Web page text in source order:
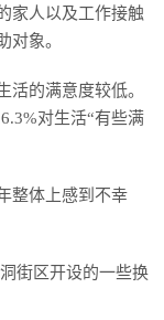
家人以及工作接触
对象。
活的满意度较低。
对生活“有些满
整体上感到不幸
街区开设的一些换